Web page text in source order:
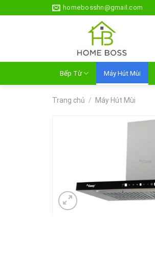
to
homebosshn@gmail.com
Bếp Từ Máy Hút Mùi
Trang chủ / Máy Hút Mùi